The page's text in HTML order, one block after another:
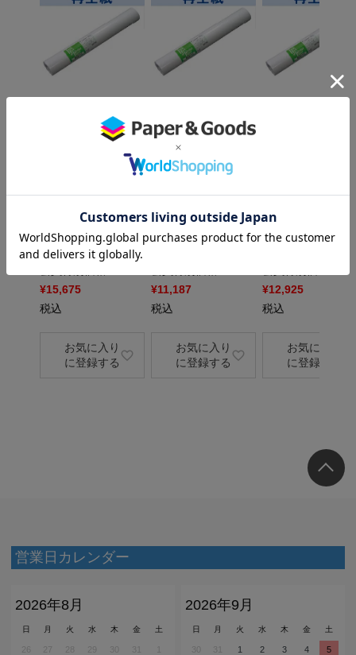
再生紙70白 100um 2
97mm×100M 4本 TE
さらにお得な [会員価
格] あり
¥15,675
税込
お気に入り
に登録する
97mm×50M 4本 IJR
77C
当日出荷品
さらにお得な [会員価
¥11,187
税込
お気に入り
に登録する
さらにお得な [会員価
¥12,925
税込
お気に入り
に登録する
営業日カレンダー
2026年8月
日 月 火 水 木 金 土
30 31
2026年9月
日 月 火 水 木 金 土
30 31 1 2 3 4
5